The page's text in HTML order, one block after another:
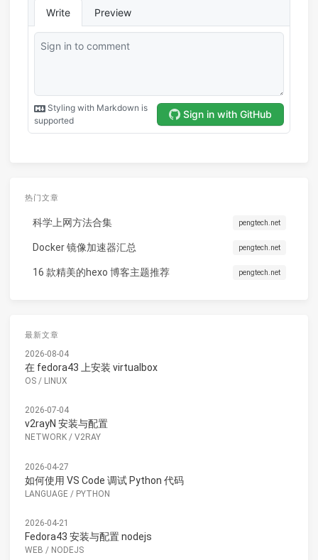
热门文章
科学上网方法合集 pengtech.net
Docker 镜像加速器汇总 pengtech.net
16 款精美的hexo 博客主题推荐 pengtech.net
最新文章
2026-08-04
在 fedora43 上安装 virtualbox
OS / LINUX
2026-07-04
v2rayN 安装与配置
NETWORK / V2RAY
2026-04-27
如何使用 VS Code 调试 Python 代码
LANGUAGE / PYTHON
2026-04-21
Fedora43 安装与配置 nodejs
WEB / NODEJS